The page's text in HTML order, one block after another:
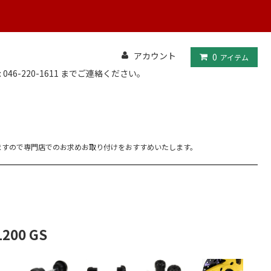
アカウント 0 アイテム
220-1611 までご連絡ください。
で専門店でのお求めお取り付けをおすすめいたします。
GS